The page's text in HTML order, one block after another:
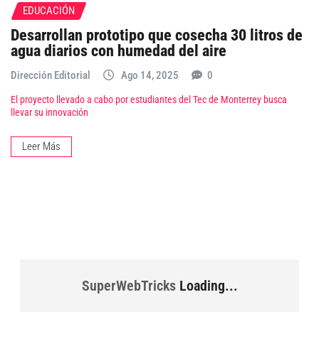
EDUCACIÓN
Desarrollan prototipo que cosecha 30 litros de
agua diarios con humedad del aire
Dirección Editorial Ago 14, 2025 0
El proyecto llevado a cabo por estudiantes del Tec de Monterrey busca
llevar su innovación
Leer Más
SuperWebTricksLoading...